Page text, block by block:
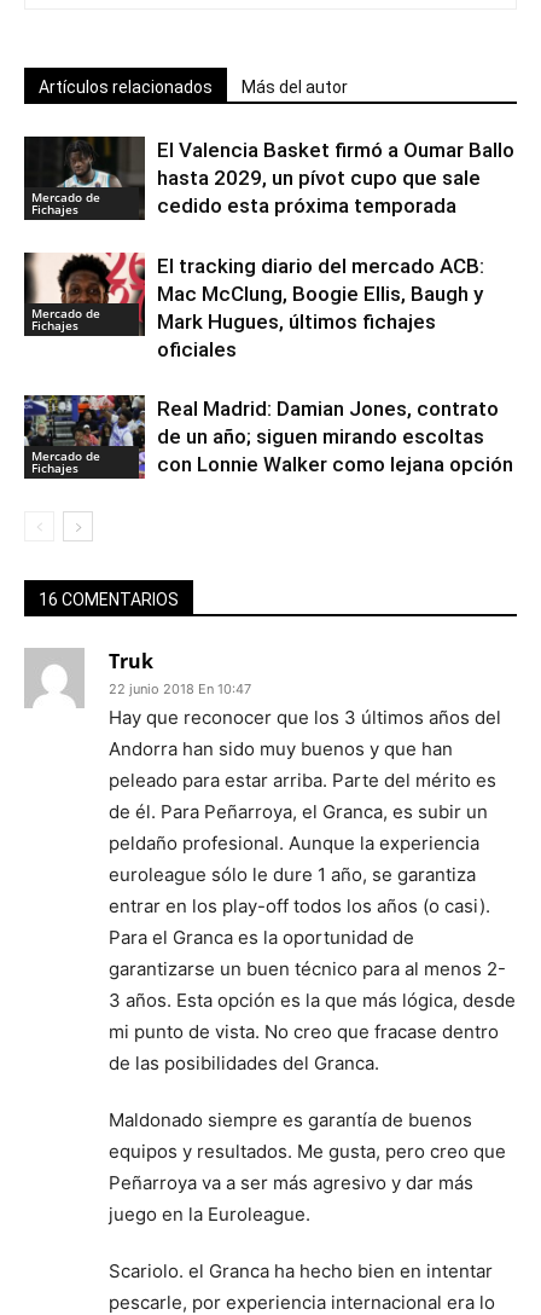
Artículos relacionados Más del autor
Mercado de
Fichajes
El Valencia Basket firmó a Oumar Ballo
hasta 2029, un pívot cupo que sale
cedido esta próxima temporada
Mercado de
Fichajes
El tracking diario del mercado ACB:
Mac McClung, Boogie Ellis, Baugh y
Mark Hugues, últimos fichajes
oficiales
Mercado de
Fichajes
Real Madrid: Damian Jones, contrato
de un año; siguen mirando escoltas
con Lonnie Walker como lejana opción
16 COMENTARIOS
Truk
22 junio 2018 En 10:47
Hay que reconocer que los 3 últimos años del
Andorra han sido muy buenos y que han
peleado para estar arriba. Parte del mérito es
de él. Para Peñarroya, el Granca, es subir un
peldaño profesional. Aunque la experiencia
euroleague sólo le dure 1 año, se garantiza
entrar en los play-off todos los años (o casi).
Para el Granca es la oportunidad de
garantizarse un buen técnico para al menos 2-
3 años. Esta opción es la que más lógica, desde
mi punto de vista. No creo que fracase dentro
de las posibilidades del Granca.
Maldonado siempre es garantía de buenos
equipos y resultados. Me gusta, pero creo que
Peñarroya va a ser más agresivo y dar más
juego en la Euroleague.
Scariolo. el Granca ha hecho bien en intentar
pescarle, por experiencia internacional era lo